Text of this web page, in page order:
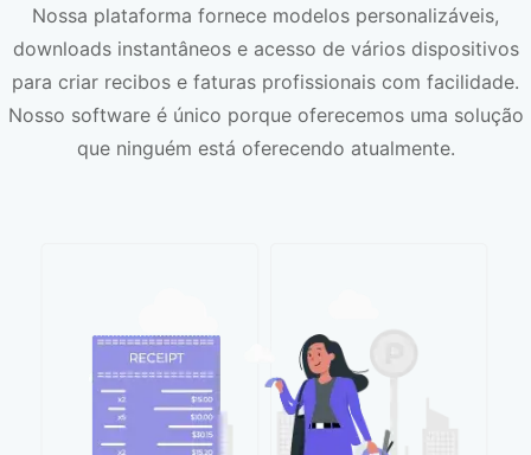
Nossa plataforma fornece modelos personalizáveis,
downloads instantâneos e acesso de vários dispositivos
para criar recibos e faturas profissionais com facilidade.
Nosso software é único porque oferecemos uma solução
que ninguém está oferecendo atualmente.